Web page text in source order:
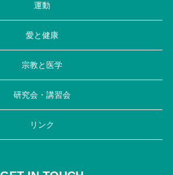
運動
愛と健康
宗教と医学
研究会・講習会
リンク